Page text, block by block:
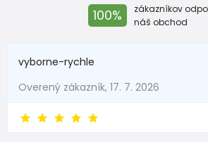
100%
zákazníkov
náš obchod
vyborne-rychle
Overený zákazník, 17. 7. 2026